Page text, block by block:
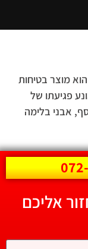
מוצר בטיחות
פגיעתו של
אבני בלימה
אליכם